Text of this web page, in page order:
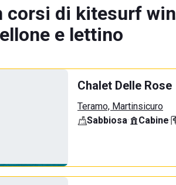
corsi di kitesurf
e lettino
Chalet Delle Rose
Teramo, Martinsicuro
Sabbiosa· Cabine·